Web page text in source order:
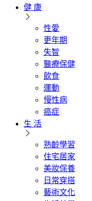
健 康
性愛
更年期
失智
醫療保健
飲食
運動
慢性病
癌症
生 活
熟齡學習
住宅居家
美妝保養
日常穿搭
藝術文化